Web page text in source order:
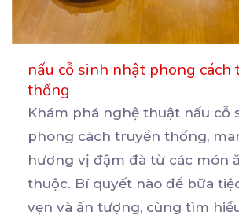
nấu cỗ sinh nhật phong cách
thống
Khám phá nghệ thuật nấu cỗ
phong cách truyền thống,
hương vị đậm đà từ các món
thuộc. Bí quyết nào để bữa
vẹn và ấn tượng, cùng tìm